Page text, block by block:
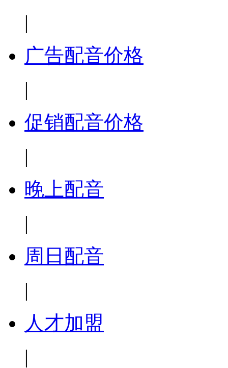
|
广告配音价格
|
促销配音价格
|
晚上配音
|
周日配音
|
人才加盟
|